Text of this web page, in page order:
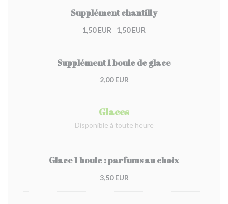
Supplément chantilly
1,50 EUR 1,50 EUR
Supplément 1 boule de glace
2,00 EUR
Glaces
Disponible à toute heure
Glace 1 boule : parfums au choix
3,50 EUR